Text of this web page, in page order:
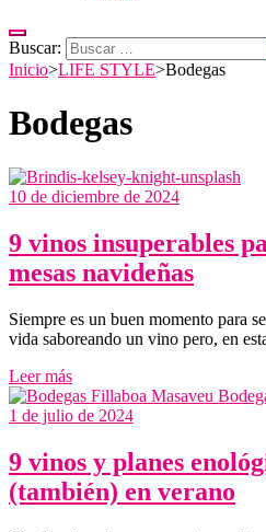
Buscar:
Inicio>LIFE STYLE>Bodegas
Bodegas
10 de diciembre de 2024
9 vinos insuperables
mesas navideñas
Siempre es un buen momento para
vida saboreando un vino pero, en
Leer más
1 de julio de 2024
9 vinos y planes
(también) en verano